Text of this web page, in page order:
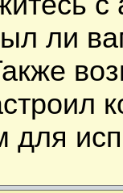
ли
для